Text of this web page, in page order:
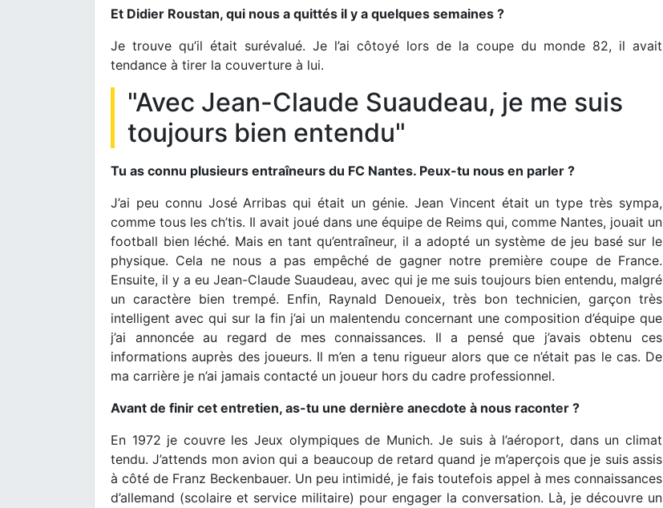
Et Didier Roustan, qui nous a quittés il y a quelques semaines ?
Je trouve qu’il était surévalué. Je l’ai côtoyé lors de la coupe du monde 82, il avait
tendance à tirer la couverture à lui.
"Avec Jean-Claude Suaudeau, je me suis
toujours bien entendu"
Tu as connu plusieurs entraîneurs du FC Nantes. Peux-tu nous en parler ?
J’ai peu connu José Arribas qui était un génie. Jean Vincent était un type très sympa,
comme tous les ch’tis. Il avait joué dans une équipe de Reims qui, comme Nantes, jouait un
football bien léché. Mais en tant qu’entraîneur, il a adopté un système de jeu basé sur le
physique. Cela ne nous a pas empêché de gagner notre première coupe de France.
Ensuite, il y a eu Jean-Claude Suaudeau, avec qui je me suis toujours bien entendu, malgré
un caractère bien trempé. Enfin, Raynald Denoueix, très bon technicien, garçon très
intelligent avec qui sur la fin j’ai un malentendu concernant une composition d’équipe que
j’ai annoncée au regard de mes connaissances. Il a pensé que j’avais obtenu ces
informations auprès des joueurs. Il m’en a tenu rigueur alors que ce n’était pas le cas. De
ma carrière je n’ai jamais contacté un joueur hors du cadre professionnel.
Avant de finir cet entretien, as-tu une dernière anecdote à nous raconter ?
En 1972 je couvre les Jeux olympiques de Munich. Je suis à l’aéroport, dans un climat
tendu. J’attends mon avion qui a beaucoup de retard quand je m’aperçois que je suis assis
à côté de Franz Beckenbauer. Un peu intimidé, je fais toutefois appel à mes connaissances
d’allemand (scolaire et service militaire) pour engager la conversation. Là, je découvre un